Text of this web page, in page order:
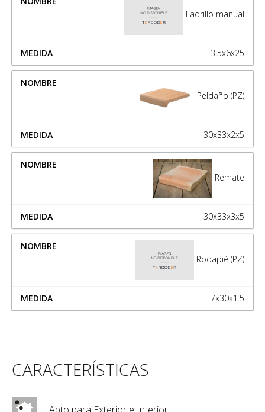
Ladrillo manual
3.5x6x25
Peldaño (PZ)
30x33x2x5
Remate
30x33x3x5
Rodapié (PZ)
7x30x1.5
CARACTERÍSTICAS